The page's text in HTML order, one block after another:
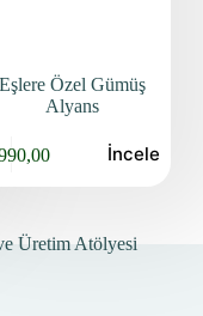
Eşlere Özel Gümüş
Alyans
İncele